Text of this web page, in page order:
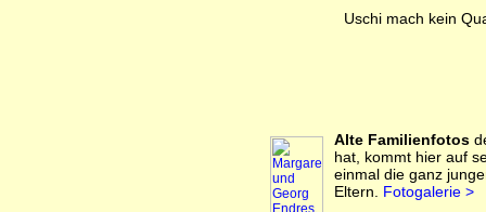
Uschi mach kein
Alte Familienfotos
hat, kommt hier auf
einmal die ganz
Eltern. Fotogalerie >